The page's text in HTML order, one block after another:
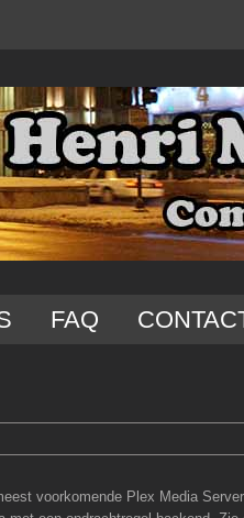
FAQ
voorkomende Plex Media